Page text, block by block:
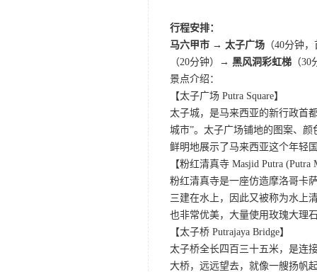
行程安排：
马六甲市 → 太子广场 （40分钟
（20分钟）
→ 黑风洞彩虹梯 （30
景点介绍：
【太子广场 Putra Square】
太子城，是马来西亚的新行政首
城市”。太子广场铺地的图案、
鲜明地展示了马来西亚这个年轻
【粉红清真寺 Masjid Putra (Putra
粉红清真寺是一座仿造摩洛哥卡
三建在水上，因此又被称为水上
也非常优美，大量使用玫瑰大理
【太子桥 Putrajaya Bridge】
太子桥全长四百三十五米，是连
大桥，远远望去，就像一艘扬帆